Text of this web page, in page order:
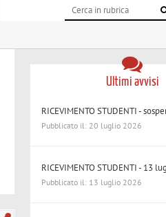
Ultimi avvisi
RICEVIMENTO STUDENTI -
Pubblicato il: 20 luglio 2026
RICEVIMENTO STUDENTI - 13
Pubblicato il: 13 luglio 2026